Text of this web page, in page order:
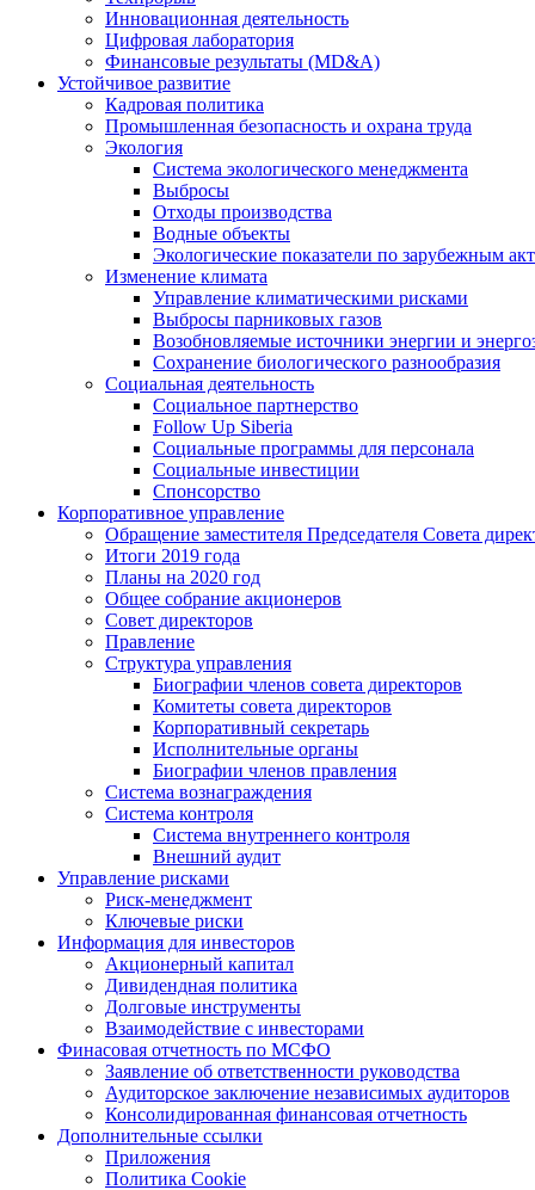
Инновационная деятельность
Цифровая лаборатория
Финансовые результаты (MD&A)
Устойчивое развитие
Кадровая политика
Промышленная безопасность и охрана труда
Экология
Система экологического менеджмента
Выбросы
Отходы производства
Водные объекты
Экологические показатели по зарубежным
Изменение климата
Управление климатическими рисками
Выбросы парниковых газов
Возобновляемые источники энергии и
Сохранение биологического разнообразия
Социальная деятельность
Социальное партнерство
Follow Up Siberia
Социальные программы для персонала
Социальные инвестиции
Спонсорство
Корпоративное управление
Обращение заместителя Председателя Совета
Итоги 2019 года
Планы на 2020 год
Общее собрание акционеров
Совет директоров
Правление
Структура управления
Биографии членов совета директоров
Комитеты совета директоров
Корпоративный секретарь
Исполнительные органы
Биографии членов правления
Система вознаграждения
Система контроля
Система внутреннего контроля
Внешний аудит
Управление рисками
Риск-менеджмент
Ключевые риски
Информация для инвесторов
Акционерный капитал
Дивидендная политика
Долговые инструменты
Взаимодействие с инвеcторами
Финасовая отчетность по МСФО
Заявление об ответственности руководства
Аудиторское заключение независимых аудиторов
Консолидированная финансовая отчетность
Дополнительные ссылки
Приложения
Политика Cookie